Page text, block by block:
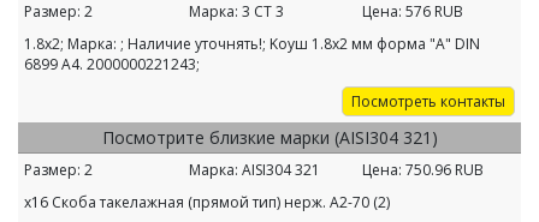
Размер: 2 Марка: 3 СТ 3 Цена: 576 RUB
1.8х2; Марка: ; Наличие уточнять!; Kоуш 1.8х2 мм форма "A" DIN
6899 A4. 2000000221243;
Посмотреть контакты
Посмотрите близкие марки (AISI304 321)
Размер: 2 Марка: AISI304 321 Цена: 750.96 RUB
х16 Скоба такелажная (прямой тип) нерж. А2-70 (2)